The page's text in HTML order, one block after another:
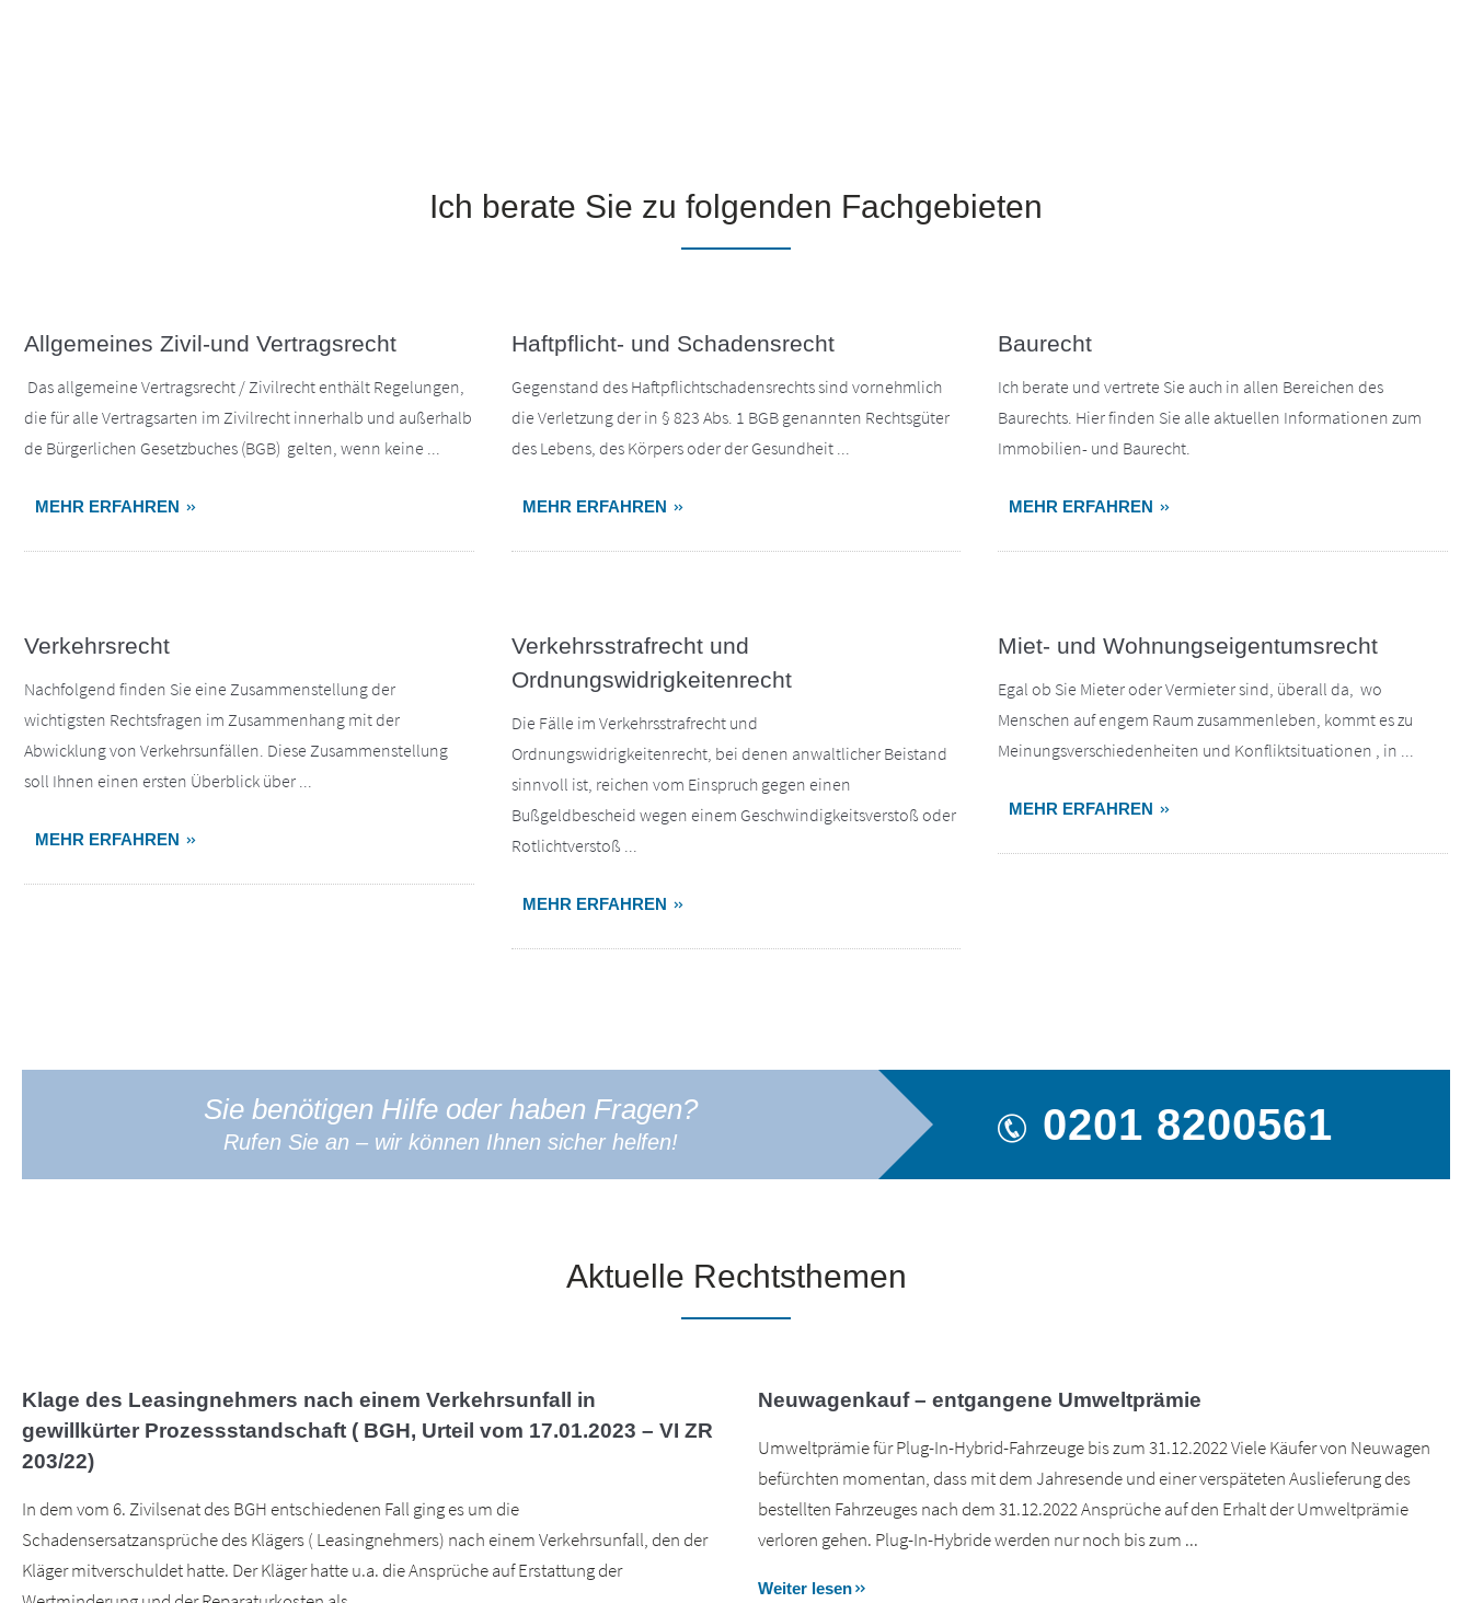
Ich berate Sie zu folgenden Fachgebieten
Allgemeines Zivil-und Vertragsrecht
Das allgemeine Vertragsrecht / Zivilrecht enthält Regelungen,
die für alle Vertragsarten im Zivilrecht innerhalb und außerhalb
de Bürgerlichen Gesetzbuches (BGB) gelten, wenn keine ...
MEHR ERFAHREN
Haftpflicht- und Schadensrecht
Gegenstand des Haftpflichtschadensrechts sind vornehmlich
die Verletzung der in § 823 Abs. 1 BGB genannten Rechtsgüter
des Lebens, des Körpers oder der Gesundheit ...
MEHR ERFAHREN
Baurecht
Ich berate und vertrete Sie auch in allen Bereichen des
Baurechts. Hier finden Sie alle aktuellen Informationen zum
Immobilien- und Baurecht.
MEHR ERFAHREN
Verkehrsrecht
Nachfolgend finden Sie eine Zusammenstellung der
wichtigsten Rechtsfragen im Zusammenhang mit der
Abwicklung von Verkehrsunfällen. Diese Zusammenstellung
soll Ihnen einen ersten Überblick über ...
MEHR ERFAHREN
Verkehrsstrafrecht und
Ordnungswidrigkeitenrecht
Die Fälle im Verkehrsstrafrecht und
Ordnungswidrigkeitenrecht, bei denen anwaltlicher Beistand
sinnvoll ist, reichen vom Einspruch gegen einen
Bußgeldbescheid wegen einem Geschwindigkeitsverstoß oder
Rotlichtverstoß ...
MEHR ERFAHREN
Miet- und Wohnungseigentumsrecht
Egal ob Sie Mieter oder Vermieter sind, überall da, wo
Menschen auf engem Raum zusammenleben, kommt es zu
Meinungsverschiedenheiten und Konfliktsituationen , in ...
MEHR ERFAHREN
Sie benötigen Hilfe oder haben Fragen?
Rufen Sie an – wir können Ihnen sicher helfen! 0201 8200561
Aktuelle Rechtsthemen
Klage des Leasingnehmers nach einem Verkehrsunfall in
gewillkürter Prozessstandschaft ( BGH, Urteil vom 17.01.2023 – VI ZR
203/22)
In dem vom 6. Zivilsenat des BGH entschiedenen Fall ging es um die
Schadensersatzansprüche des Klägers ( Leasingnehmers) nach einem Verkehrsunfall, den der
Kläger mitverschuldet hatte. Der Kläger hatte u.a. die Ansprüche auf Erstattung der
Neuwagenkauf – entgangene Umweltprämie
Umweltprämie für Plug-In-Hybrid-Fahrzeuge bis zum 31.12.2022 Viele Käufer von Neuwagen
befürchten momentan, dass mit dem Jahresende und einer verspäteten Auslieferung des
bestellten Fahrzeuges nach dem 31.12.2022 Ansprüche auf den Erhalt der Umweltprämie
verloren gehen. Plug-In-Hybride werden nur noch bis zum ...
Weiter lesen